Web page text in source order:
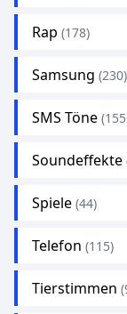
Rap (178)
Samsung (230)
SMS Töne
Soundeffekte
Spiele (44)
Telefon (115)
Tierstimmen